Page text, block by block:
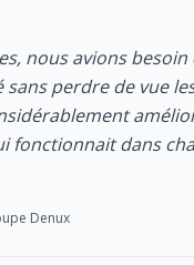
nous avions
perdre de vue
fonctionnait dans
Denux